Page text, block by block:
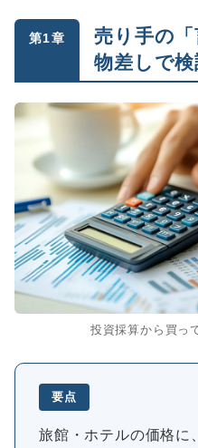
第1章
売り手の
物差しで検
投資採算から買っ
要点
旅館・ホテルの価格に